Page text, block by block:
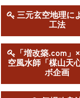
第１９期立命塾実
学講座
2025-09-13～2026-
この講座の募集は終了
陰宅三元玄空風
三元玄空地理に
工法
「増改築.com」
空風水師「楳山天
ボ企画